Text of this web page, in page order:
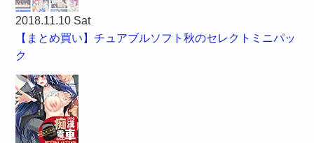
2018.11.10 Sat
【まとめ買い】チュアブルソフト秋のセレクトミニパッ
ク